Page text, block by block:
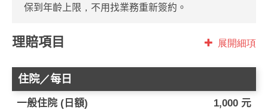
保到年齡上限，不用找業務重新簽約。
理賠項目 展開細項
住院／每日
一般住院 (日額) 1,000 元